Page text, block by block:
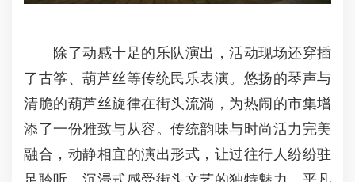
除了动感十足的乐队演出，活动现场还穿插
了古筝、葫芦丝等传统民乐表演。悠扬的琴声与
清脆的葫芦丝旋律在街头流淌，为热闹的市集增
添了一份雅致与从容。传统韵味与时尚活力完美
融合，动静相宜的演出形式，让过往行人纷纷驻